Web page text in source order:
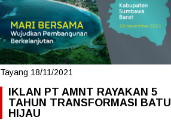
Tayang 18/11/2021
IKLAN PT AMNT RAYAKAN 5
TAHUN TRANSFORMASI BATU
HIJAU